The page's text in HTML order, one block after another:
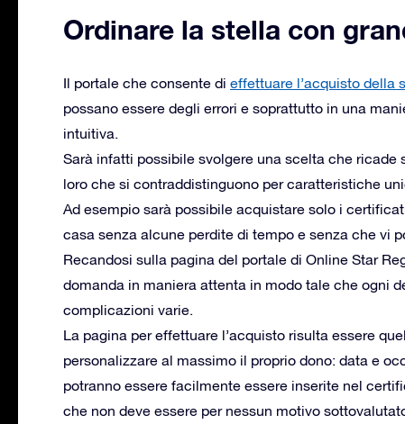
Ordinare la stella con
Il portale che consente di effettuare l’acquisto della
possano essere degli errori e soprattutto in una
intuitiva.
Sarà infatti possibile svolgere una scelta che
loro che si contraddistinguono per caratteristiche
Ad esempio sarà possibile acquistare solo i
casa senza alcune perdite di tempo e senza che vi
Recandosi sulla pagina del portale di Online Star
domanda in maniera attenta in modo tale che ogni
complicazioni varie.
La pagina per effettuare l’acquisto risulta essere
personalizzare al massimo il proprio dono: data e
potranno essere facilmente essere inserite nel
che non deve essere per nessun motivo